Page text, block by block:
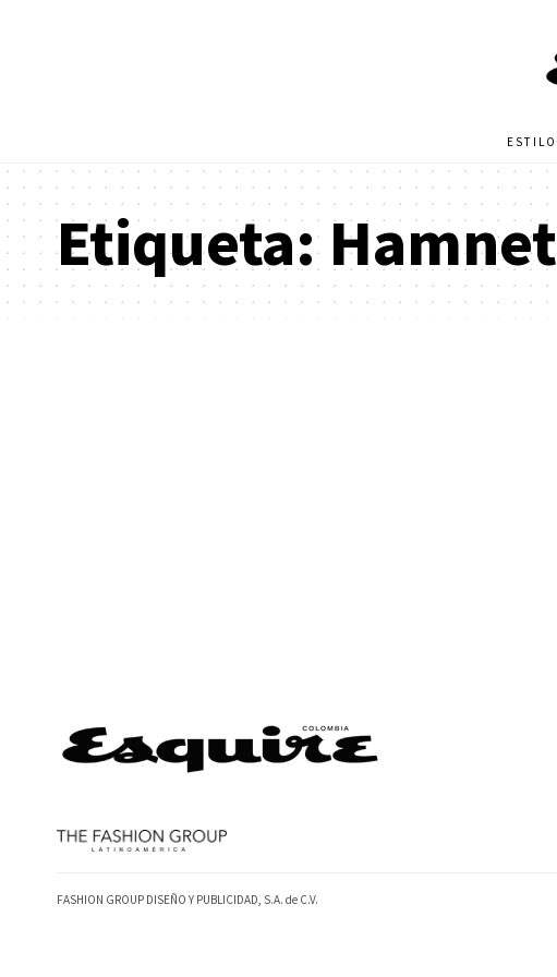
ESTILO
Etiqueta:Hamnet
FASHION GROUP DISEÑO Y PUBLICIDAD, S.A. de C.V.